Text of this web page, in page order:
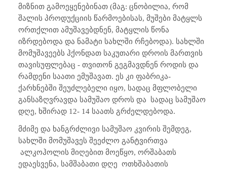
მიზნით გამოეყენებინათ (მაგ: ცნობილია, რომ
შალის პროდუქციის წარმოებისას, მუშები მატყლს
ორთქლით ამუშავებდნენ, მატყლის წონა
იზრდებოდა და ნამატი სახლში რჩებოდა). სახლში
მომუშავეებს ჰქონდათ საკუთარი დროის მართვის
თავისუფლებაც - თვითონ გეგმავდნენ როდის და
რამდენი საათი ემუშავათ. ეს კი ფაბრიკა-
ქარხნებში შეუძლებელი იყო, სადაც მფლობელი
განსაზღვრავდა სამუშაო დროს და სადაც სამუშაო
დღე, ხშირად 12- 14 საათს გრძელდებოდა.
მძიმე და ხანგრძლივი სამუშაო კვირის შემდეგ,
სახლში მომუშავეს შეეძლო განტვირთვა
ალკოჰოლის მიღებით მოეწყო, ორშაბათს
ედაესვენა, სამშაბათი დღე ოთხშაბათის